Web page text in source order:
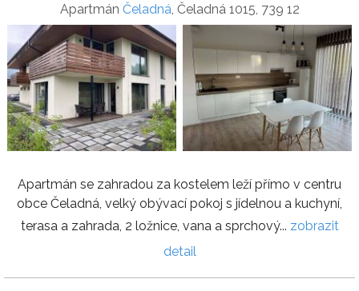
Apartmán Čeladná, Čeladná 1015, 739 12
Apartmán se zahradou za kostelem leží přímo v centru
obce Čeladná, velký obývací pokoj s jídelnou a kuchyní,
terasa a zahrada, 2 ložnice, vana a sprchový... zobrazit
detail